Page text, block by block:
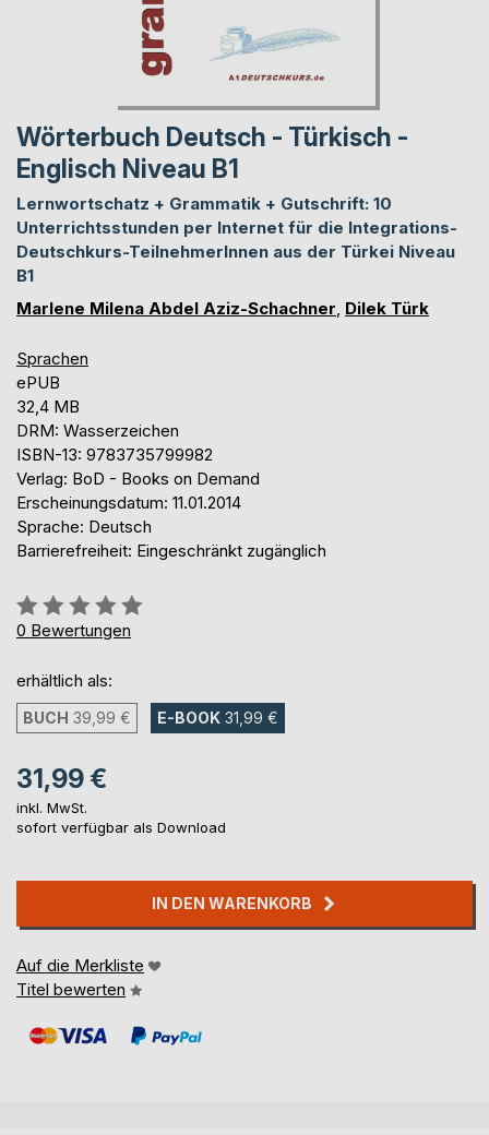
Wörterbuch Deutsch - Türkisch -
Englisch Niveau B1
Lernwortschatz + Grammatik + Gutschrift: 10
Unterrichtsstunden per Internet für die Integrations-
Deutschkurs-TeilnehmerInnen aus der Türkei Niveau
B1
Marlene Milena Abdel Aziz-Schachner Dilek Türk
Sprachen
ePUB
32,4 MB
DRM: Wasserzeichen
ISBN-13: 9783735799982
Verlag: BoD - Books on Demand
Erscheinungsdatum: 11.01.2014
Sprache: Deutsch
Barrierefreiheit: Eingeschränkt zugänglich
Bewertung::
0%
0 Bewertungen
erhältlich als:
BUCH 39,99 € E-BOOK 31,99 €
31,99 €
inkl. MwSt.
sofort verfügbar als Download
IN DEN WARENKORB
Auf die Merkliste
Titel bewerten